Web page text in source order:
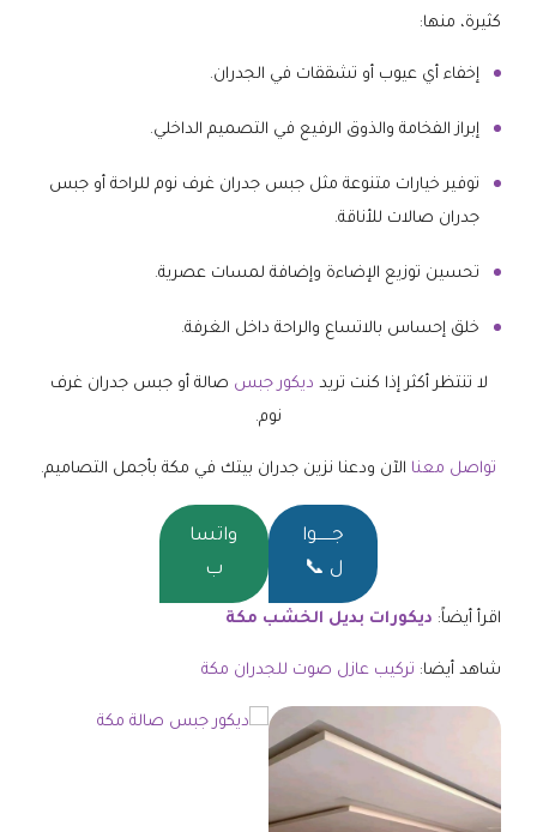
كثيرة، منها:
إخفاء أي عيوب أو تشققات في الجدران.
إبراز الفخامة والذوق الرفيع في التصميم الداخلي.
توفير خيارات متنوعة مثل جبس جدران غرف نوم للراحة أو جبس
جدران صالات للأناقة.
تحسين توزيع الإضاءة وإضافة لمسات عصرية.
خلق إحساس بالاتساع والراحة داخل الغرفة.
لا تنتظر أكثر إذا كنت تريد ديكور جبس صالة أو جبس جدران غرف
نوم.
تواصل معنا الآن ودعنا نزين جدران بيتك في مكة بأجمل التصاميم.
جــــــوا
ل 📞
واتسا
ب
اقرأ أيضاً: ديكورات بديل الخشب مكة
شاهد أيضا: تركيب عازل صوت للجدران مكة